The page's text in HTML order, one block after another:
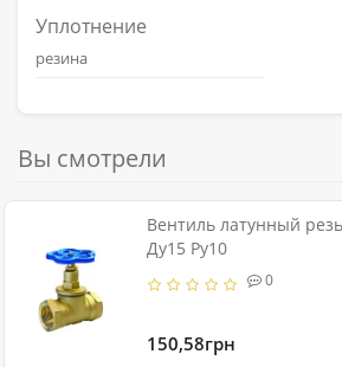
Уплотнение
резина
Вы смотрели
Вентиль латунный
Ду15 Ру10
0
150,58грн